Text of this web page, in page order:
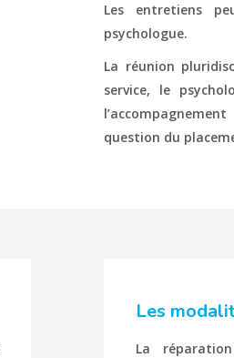
Les entretiens
psychologue.
La réunion
service, le
question du
Les
La